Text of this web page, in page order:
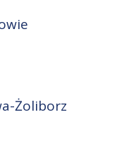
Żoliborz